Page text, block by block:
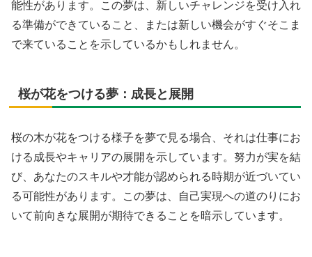
能性があります。この夢は、新しいチャレンジを受け入れ
る準備ができていること、または新しい機会がすぐそこま
で来ていることを示しているかもしれません。
桜が花をつける夢：成長と展開
桜の木が花をつける様子を夢で見る場合、それは仕事にお
ける成長やキャリアの展開を示しています。努力が実を結
び、あなたのスキルや才能が認められる時期が近づいてい
る可能性があります。この夢は、自己実現への道のりにお
いて前向きな展開が期待できることを暗示しています。